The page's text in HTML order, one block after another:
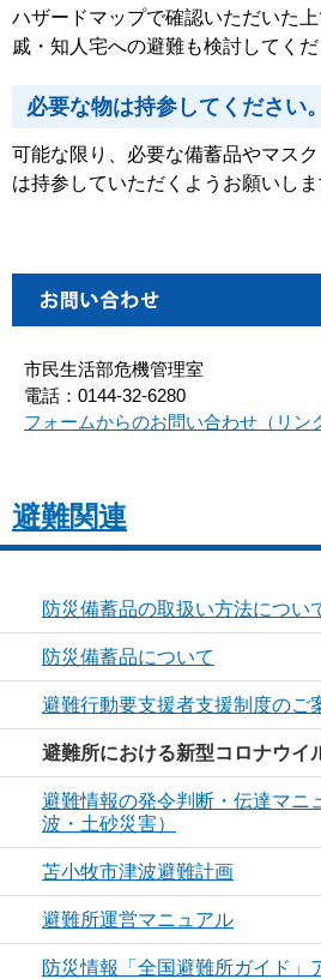
ハザードマップで確認いただいた
戚・知人宅への避難も検討してくだ
必要な物は持参してください。
可能な限り、必要な備蓄品やマス
は持参していただくようお願いしま
市民生活部危機管理室
電話：0144-32-6280
フォームからのお問い合わせ（リン
避難関連
防災備蓄品の取扱い方法につい
防災備蓄品について
避難行動要支援者支援制度のご
避難所における新型コロナウイ
避難情報の発令判断・伝達マニ
波・土砂災害）
苫小牧市津波避難計画
避難所運営マニュアル
防災情報「全国避難所ガイド」